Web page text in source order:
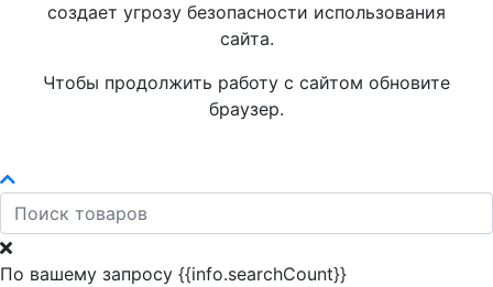
создает угрозу безопасности использования
сайта.
Чтобы продолжить работу с сайтом обновите
браузер.
По вашему запросу {{info.searchCount}}